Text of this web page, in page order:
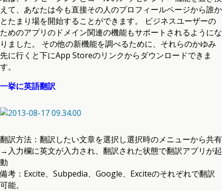
えて、あなたは今も直接その人のプロフィールページから誰か
とたまり場を開始することができます。 ビジネスユーザーの
ためのアプリのドメイン関連の機能もサポートされるようにな
りました。 その他の新機能を調べるために、それらのかゆみ
先に行くと下にApp Storeのリンクからダウンロードできま
す。
一挙に英語翻訳
翻訳方法：翻訳したい文章を選択し選択時のメニューから共有
→入力欄に英文が入力され、翻訳された状態で翻訳アプリが起
動
備考：Excite、Subpedia、Google、Exciteのそれぞれで翻訳
可能。